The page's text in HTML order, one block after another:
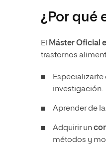
¿Por qué
El Máster Oficial
trastornos
Especializarte
investigación.
Aprender de
Adquirir un
métodos y